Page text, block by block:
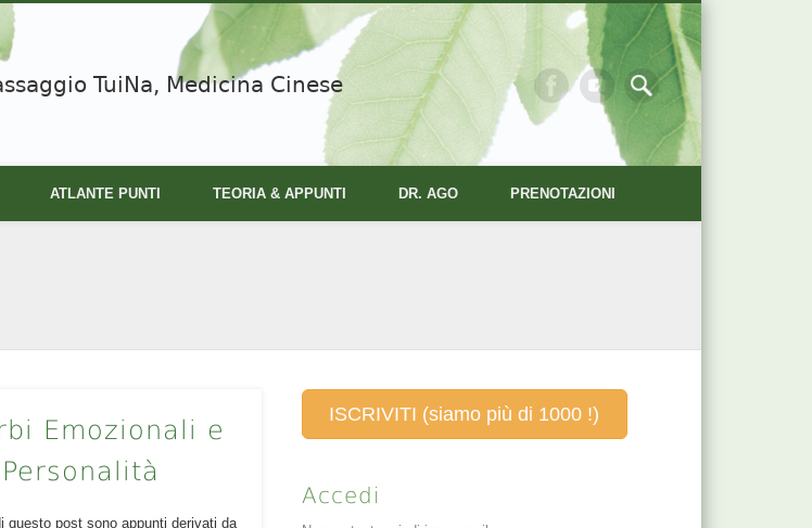
TuiNa, Medicina Cinese
ATLANTE PUNTI TEORIA & APPUNTI DR. AGO PRENOTAZIONI
Emozionali e
questo post sono appunti derivati da
ISCRIVITI (siamo più di 1000 !)
Accedi